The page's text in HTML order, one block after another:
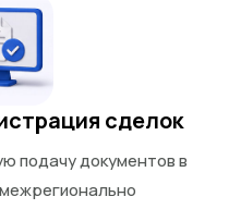
сделок
подачу документов в